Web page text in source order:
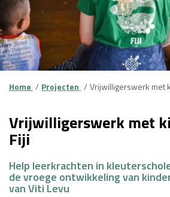
Home Projecten Vrijwilligerswerk met
Vrijwilligerswerk met
Fiji
Help leerkrachten in
de vroege ontwikkeling van
van Viti Levu